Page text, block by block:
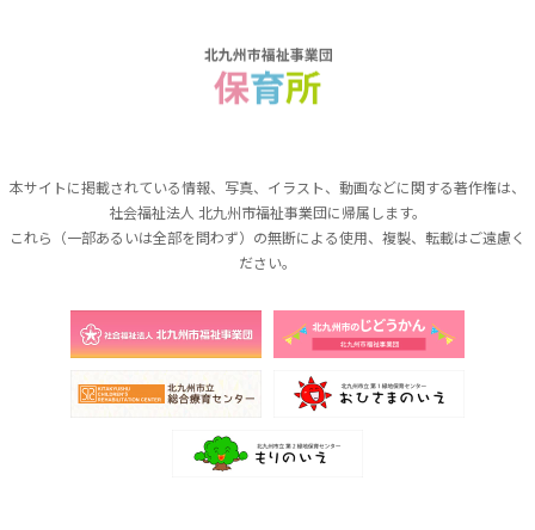
本サイトに掲載されている情報、写真、イラスト、動画などに関する著作権は、
社会福祉法人 北九州市福祉事業団に帰属します。
これら（一部あるいは全部を問わず）の無断による使用、複製、転載はご遠慮く
ださい。